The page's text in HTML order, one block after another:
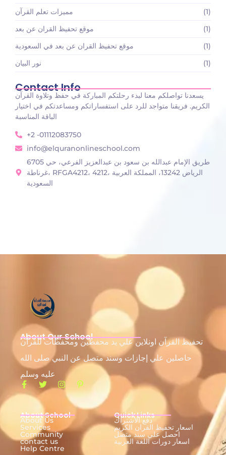
مميزات تعلم القرآن
(1)
موقع تحفيظ القران عن بعد
(1)
موقع تحفيظ القران عن بعد في السعودية
(1)
نور البيان
(1)
Contact Info
يسعدنا تواصلكم معنا لبدء رحلتكم المباركة في حفظ وتلاوة القرآن
الكريم. فريقنا متواجد للرد على استفساراتكم ومساعدتكم في اختيار
الباقة المناسبة
+2 -01112083750
info@elquranonlineschool.com
6705 طريق الإمام عبدالله بن سعود بن عبدالعزيز الفرعي، حي
غرناطة، RFGA4212، 4212، الرياض 13242، المملكة العربية
السعودية
About Our School
تحفيظ القرآن اونلاين علي يد محفظين ومحفظات للقرآن
حاصلين علي إجازات وسند متصل عن النبي صلى الله
عليه وسلم
About School
About Us
Services
Community
contact us
Help Centre
Quick Links
دفع الاشتراك
اسعار تحفيظ القران الكريم
احصل علي سند متصل
اسعار دورات اللغة العربية